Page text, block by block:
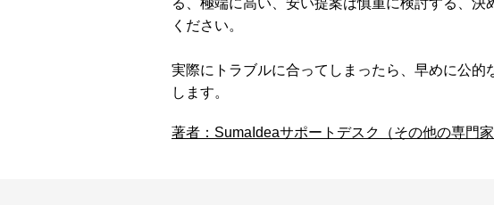
る、極端に高い、安い提案は慎重に検討する、
ください。
実際にトラブルに合ってしまったら、早めに公
します。
著者：SumaIdeaサポートデスク（その他の専門家